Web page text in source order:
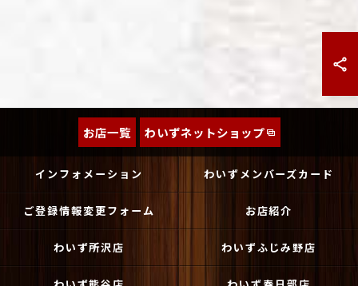
お店一覧 わいずネットショップ
インフォメーション わいずメンバーズカード
ご登録情報変更フォーム お店紹介
わいず所沢店 わいずふじみ野店